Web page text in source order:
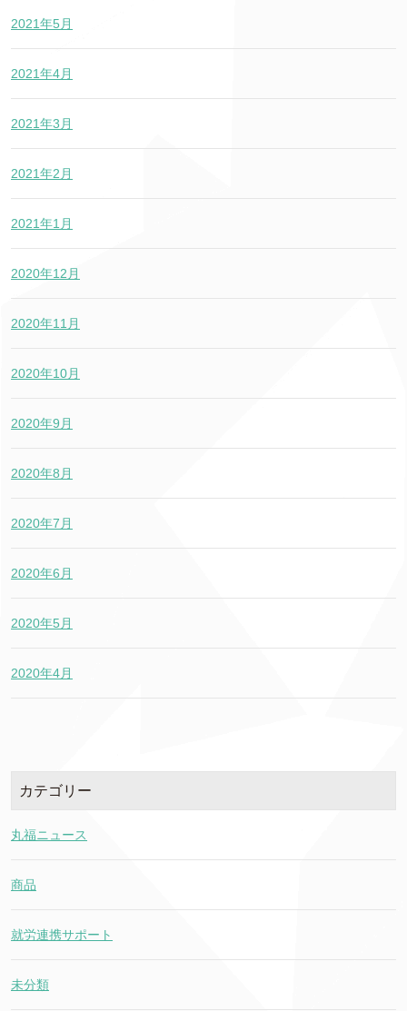
2021年5月
2021年4月
2021年3月
2021年2月
2021年1月
2020年12月
2020年11月
2020年10月
2020年9月
2020年8月
2020年7月
2020年6月
2020年5月
2020年4月
カテゴリー
丸福ニュース
商品
就労連携サポート
未分類